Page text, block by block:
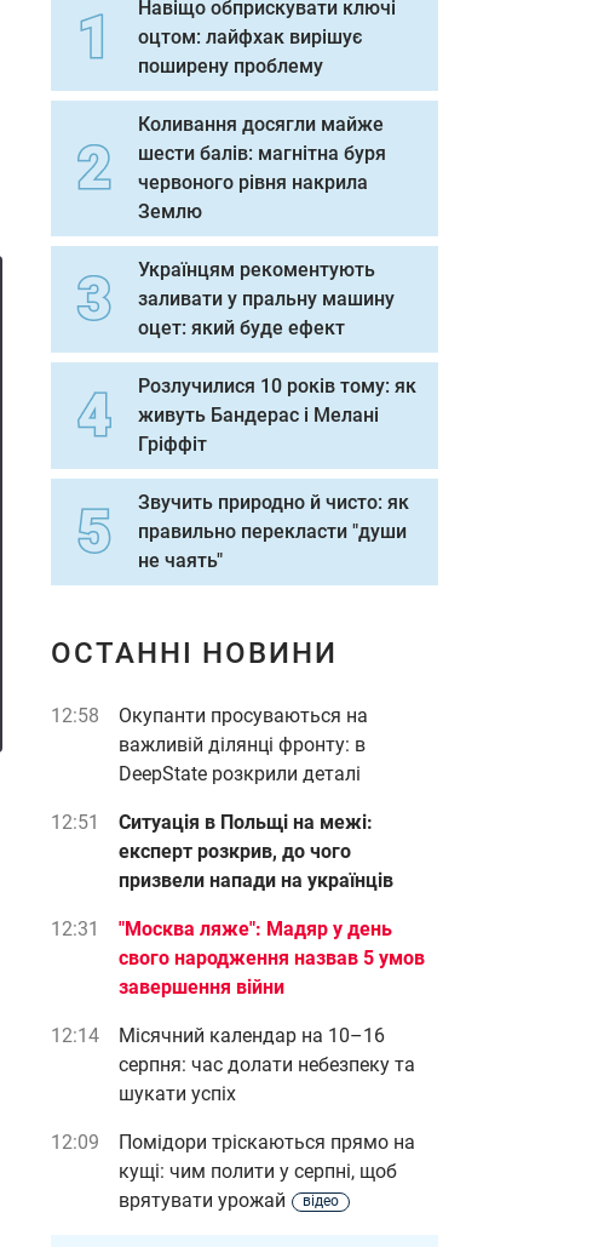
Навіщо обприскувати ключі
оцтом: лайфхак вирішує
поширену проблему
Коливання досягли майже
шести балів: магнітна буря
червоного рівня накрила
Землю
Українцям рекоментують
заливати у пральну машину
оцет: який буде ефект
Розлучилися 10 років тому: як
живуть Бандерас і Мелані
Гріффіт
Звучить природно й чисто: як
правильно перекласти "души
не чаять"
ОСТАННІ НОВИНИ
12:58
Окупанти просуваються на
важливій ділянці фронту: в
DeepState розкрили деталі
12:51
Ситуація в Польщі на межі:
експерт розкрив, до чого
призвели напади на українців
12:31
"Москва ляже": Мадяр у день
свого народження назвав 5 умов
завершення війни
12:14
Місячний календар на 10–16
серпня: час долати небезпеку та
шукати успіх
12:09
Помідори тріскаються прямо на
кущі: чим полити у серпні, щоб
врятувати урожай
відео